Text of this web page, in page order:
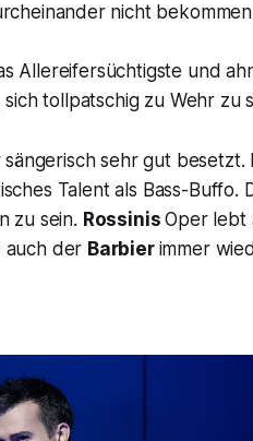
nicht
Allereifersüchtigste und
tollpatschig zu Wehr zu
sehr gut besetzt.
Talent als Bass-Buffo.
zu sein. RossinisOper lebt
auch der Barbier immer